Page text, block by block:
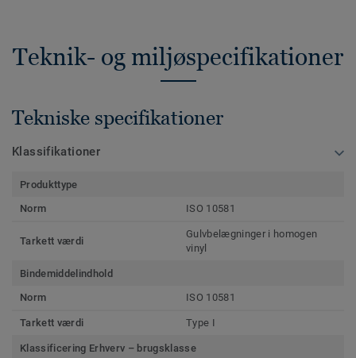
Teknik- og miljøspecifikationer
Tekniske specifikationer
Klassifikationer
Produkttype
Norm
ISO 10581
Tarkett værdi
Gulvbelægninger i homogen
vinyl
Bindemiddelindhold
Norm
ISO 10581
Tarkett værdi Type I
Klassificering Erhverv – brugsklasse